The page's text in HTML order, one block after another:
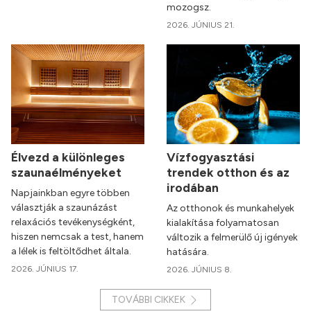
mozogsz.
2026. JÚNIUS 21.
Élvezd a különleges
szaunaélményeket
Napjainkban egyre többen
választják a szaunázást
relaxációs tevékenységként,
hiszen nemcsak a test, hanem
a lélek is feltöltődhet általa.
2026. JÚNIUS 17.
Vízfogyasztási
trendek otthon és az
irodában
Az otthonok és munkahelyek
kialakítása folyamatosan
változik a felmerülő új igények
hatására.
2026. JÚNIUS 8.
TOVÁBBI CIKKEK